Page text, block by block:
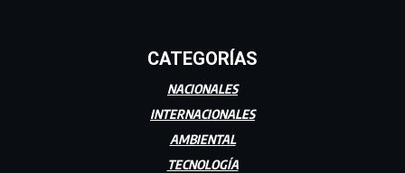
CATEGORÍAS
NACIONALES
INTERNACIONALES
AMBIENTAL
TECNOLOGÍA